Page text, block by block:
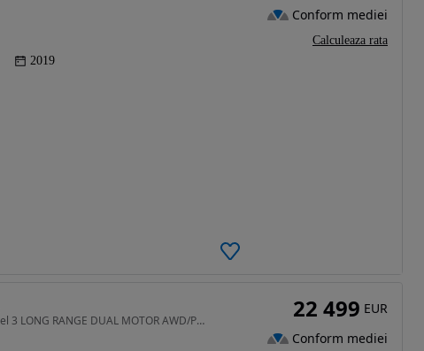
2019
Conform mediei
Calculeaza rata
460 CP • Tesla Model 3 LONG RANGE DUAL MOTOR AWD/Posibilitate finantare 22 499 EUR
Conform mediei